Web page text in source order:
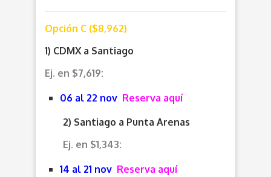
Opción C ($8,962)
1) CDMX a Santiago
Ej. en $7,619:
06 al 22 nov Reserva aquí
2) Santiago a Punta Arenas
Ej. en $1,343:
14 al 21 nov Reserva aquí